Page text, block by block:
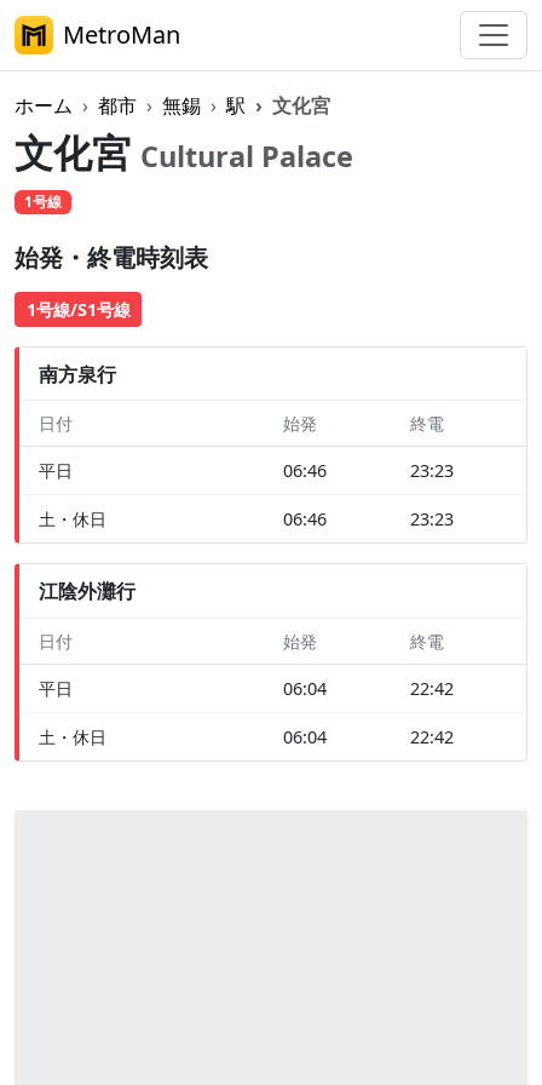
MetroMan
ホーム 都市 無錫 駅 文化宮
文化宮 Cultural Palace
1号線
始発・終電時刻表
1号線/S1号線
南方泉行
日付 始発 終電
平日 06:46 23:23
土・休日 06:46 23:23
江陰外灘行
日付 始発 終電
平日 06:04 22:42
土・休日 06:04 22:42